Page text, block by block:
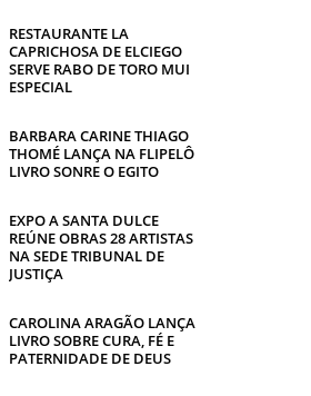
RESTAURANTE LA
CAPRICHOSA DE ELCIEGO
SERVE RABO DE TORO MUI
ESPECIAL
BARBARA CARINE THIAGO
THOMÉ LANÇA NA FLIPELÔ
LIVRO SONRE O EGITO
EXPO A SANTA DULCE
REÚNE OBRAS 28 ARTISTAS
NA SEDE TRIBUNAL DE
JUSTIÇA
CAROLINA ARAGÃO LANÇA
LIVRO SOBRE CURA, FÉ E
PATERNIDADE DE DEUS